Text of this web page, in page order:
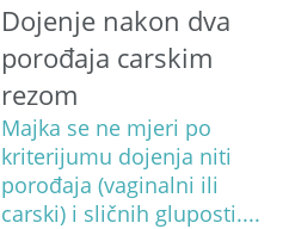
Dojenje nakon dva
porođaja carskim
rezom
Majka se ne mjeri po
kriterijumu dojenja niti
porođaja (vaginalni ili
carski) i sličnih gluposti....